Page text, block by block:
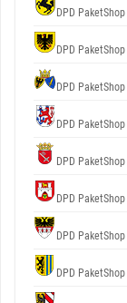
DPD PaketShop
DPD PaketShop
DPD PaketShop
DPD PaketShop
DPD PaketShop
DPD PaketShop
DPD PaketShop
DPD PaketShop